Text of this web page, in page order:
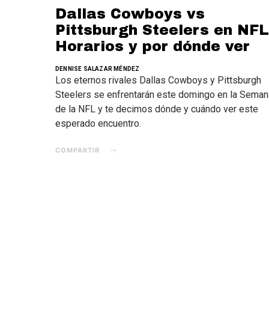
Dallas Cowboys vs
Pittsburgh Steelers en
Horarios y por dónde ver
DENNISE SALAZAR MÉNDEZ
Los eternos rivales Dallas Cowboys y Pittsburgh
Steelers se enfrentarán este domingo en la
de la NFL y te decimos dónde y cuándo ver este
esperado encuentro.
COMPARTIR